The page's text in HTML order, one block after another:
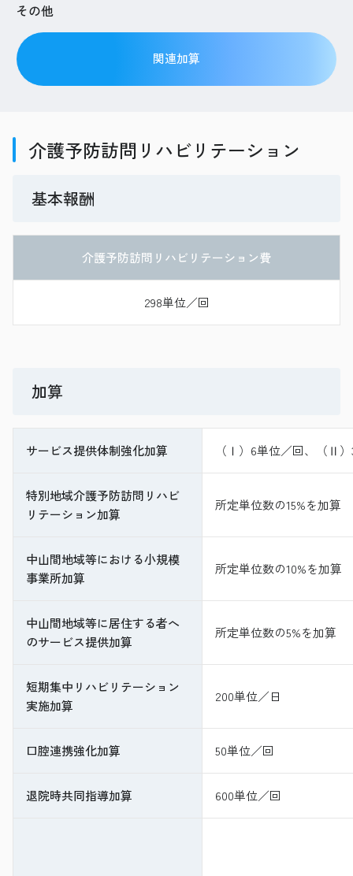
その他
関連加算
介護予防訪問リハビリテーション
基本報酬
介護予防訪問リハビリテーション費
298単位／回
加算
サービス提供体制強化加算 （Ⅰ）6単位／回、（Ⅱ
特別地域介護予防訪問リハビ
リテーション加算
所定単位数の15%を加算
中山間地域等における小規模
事業所加算
所定単位数の10%を加算
中山間地域等に居住する者へ
のサービス提供加算
所定単位数の5%を加算
短期集中リハビリテーション
実施加算
200単位／日
口腔連携強化加算 50単位／回
退院時共同指導加算 600単位／回